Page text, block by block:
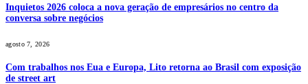
Inquietos 2026 coloca a nova geração de empresários no centro da
conversa sobre negócios
agosto 7, 2026
Com trabalhos nos Eua e Europa, Lito retorna ao Brasil com exposição
de street art